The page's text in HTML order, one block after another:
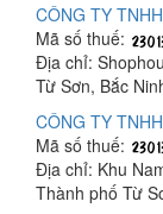
CÔNG TY
Mã số thuế:
Địa chỉ:
Từ Sơn, Bắc
CÔNG TY
Mã số thuế:
Địa chỉ: Khu
Thành phố Từ